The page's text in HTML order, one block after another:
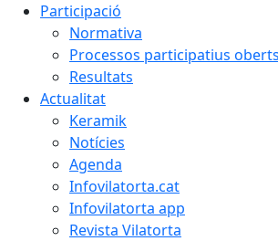
Participació
Normativa
Processos participatius oberts
Resultats
Actualitat
Keramik
Notícies
Agenda
Infovilatorta.cat
Infovilatorta app
Revista Vilatorta